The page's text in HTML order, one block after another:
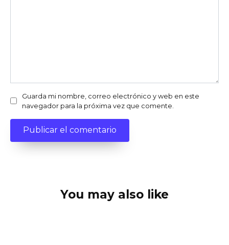
Guarda mi nombre, correo electrónico y web en este
navegador para la próxima vez que comente.
You may also like